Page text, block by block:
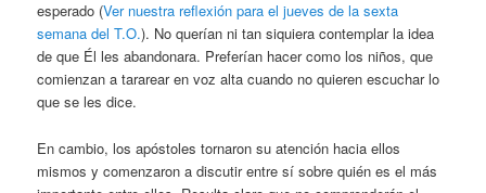
esperado (Ver nuestra reflexión para el jueves de la sexta
semana del T.O.). No querían ni tan siquiera contemplar la idea
de que Él les abandonara. Preferían hacer como los niños, que
comienzan a tararear en voz alta cuando no quieren escuchar lo
que se les dice.
En cambio, los apóstoles tornaron su atención hacia ellos
mismos y comenzaron a discutir entre sí sobre quién es el más